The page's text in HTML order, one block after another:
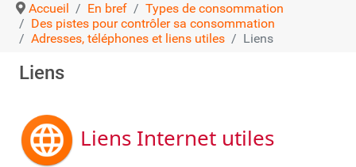
Accueil En bref
Types de consommation
Des pistes pour contrôler sa consommation
Adresses, téléphones et liens utiles
Liens
Liens
Liens Internet utiles